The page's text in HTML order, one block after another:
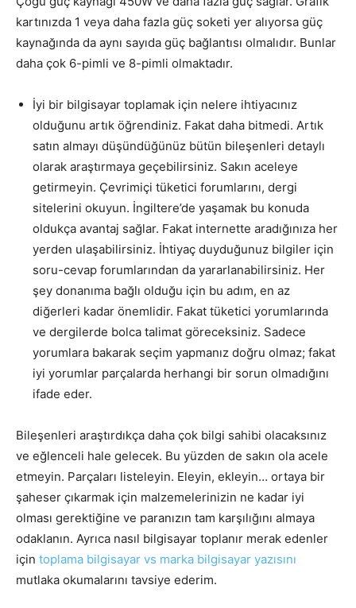
kartınızda 1 veya daha fazla güç soketi yer alıyorsa güç
kaynağında da aynı sayıda güç bağlantısı olmalıdır. Bunlar
daha çok 6-pimli ve 8-pimli olmaktadır.
İyi bir bilgisayar toplamak için nelere ihtiyacınız
olduğunu artık öğrendiniz. Fakat daha bitmedi. Artık
satın almayı düşündüğünüz bütün bileşenleri detaylı
olarak araştırmaya geçebilirsiniz. Sakın aceleye
getirmeyin. Çevrimiçi tüketici forumlarını, dergi
sitelerini okuyun. İngiltere’de yaşamak bu konuda
oldukça avantaj sağlar. Fakat internette aradığınıza her
yerden ulaşabilirsiniz. İhtiyaç duyduğunuz bilgiler için
soru-cevap forumlarından da yararlanabilirsiniz. Her
şey donanıma bağlı olduğu için bu adım, en az
diğerleri kadar önemlidir. Fakat tüketici yorumlarında
ve dergilerde bolca talimat göreceksiniz. Sadece
yorumlara bakarak seçim yapmanız doğru olmaz; fakat
iyi yorumlar parçalarda herhangi bir sorun olmadığını
ifade eder.
Bileşenleri araştırdıkça daha çok bilgi sahibi olacaksınız
ve eğlenceli hale gelecek. Bu yüzden de sakın ola acele
etmeyin. Parçaları listeleyin. Eleyin, ekleyin… ortaya bir
şaheser çıkarmak için malzemelerinizin ne kadar iyi
olması gerektiğine ve paranızın tam karşılığını almaya
odaklanın. Ayrıca nasıl bilgisayar toplanır merak edenler
için toplama bilgisayar vs marka bilgisayar yazısını
mutlaka okumalarını tavsiye ederim.